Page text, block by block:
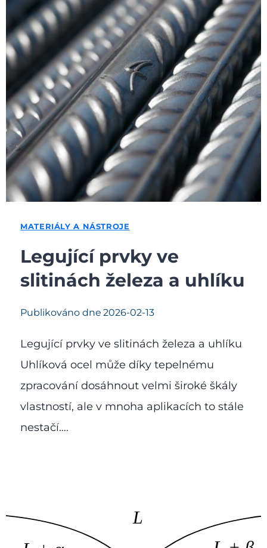
MATERIÁLY A NÁSTROJE
Legující prvky ve
slitinách železa a uhlíku
Publikováno dne 2026-02-13
Legující prvky ve slitinách železa a uhlíku
Uhlíková ocel může díky tepelnému
zpracování dosáhnout velmi široké škály
vlastností, ale v mnoha aplikacích to stále
nestačí….